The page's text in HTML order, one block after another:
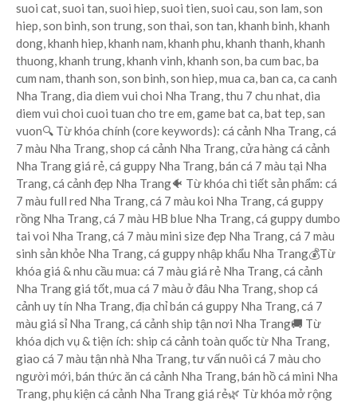
suoi cat, suoi tan, suoi hiep, suoi tien, suoi cau, son lam, son
hiep, son binh, son trung, son thai, son tan, khanh binh, khanh
dong, khanh hiep, khanh nam, khanh phu, khanh thanh, khanh
thuong, khanh trung, khanh vinh, khanh son, ba cum bac, ba
cum nam, thanh son, son binh, son hiep, mua ca, ban ca, ca canh
Nha Trang, dia diem vui choi Nha Trang, thu 7 chu nhat, dia
diem vui choi cuoi tuan cho tre em, game bat ca, bat tep, san
vuon🔍 Từ khóa chính (core keywords): cá cảnh Nha Trang, cá
7 màu Nha Trang, shop cá cảnh Nha Trang, cửa hàng cá cảnh
Nha Trang giá rẻ, cá guppy Nha Trang, bán cá 7 màu tại Nha
Trang, cá cảnh đẹp Nha Trang🐠 Từ khóa chi tiết sản phẩm: cá
7 màu full red Nha Trang, cá 7 màu koi Nha Trang, cá guppy
rồng Nha Trang, cá 7 màu HB blue Nha Trang, cá guppy dumbo
tai voi Nha Trang, cá 7 màu mini size đẹp Nha Trang, cá 7 màu
sinh sản khỏe Nha Trang, cá guppy nhập khẩu Nha Trang💰Từ
khóa giá & nhu cầu mua: cá 7 màu giá rẻ Nha Trang, cá cảnh
Nha Trang giá tốt, mua cá 7 màu ở đâu Nha Trang, shop cá
cảnh uy tín Nha Trang, địa chỉ bán cá guppy Nha Trang, cá 7
màu giá sỉ Nha Trang, cá cảnh ship tận nơi Nha Trang🚚 Từ
khóa dịch vụ & tiện ích: ship cá cảnh toàn quốc từ Nha Trang,
giao cá 7 màu tận nhà Nha Trang, tư vấn nuôi cá 7 màu cho
người mới, bán thức ăn cá cảnh Nha Trang, bán hồ cá mini Nha
Trang, phụ kiện cá cảnh Nha Trang giá rẻ🌿 Từ khóa mở rộng